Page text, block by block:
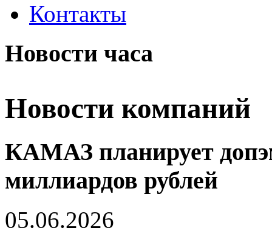
Контакты
Новости часа
Новости компаний
КАМАЗ планирует
миллиардов рублей
05.06.2026